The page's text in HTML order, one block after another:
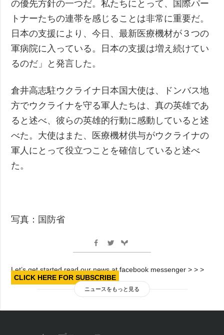
の優先方針の一つだ。私たちにとって、国際パー
トナーたちの連帯を感じることは非常に重要だ。
日本の支援により、今日、最新医療機材が３つの
軍病院に入っている。日本の支援は増え続けてい
るのだ」と発言した。
倉井高志駐ウクライナ日本国大使は、ドンバス地
方でウクライナを守る軍人たちは、真の英雄であ
ると述べ、彼らの英雄的行動に感動していると述
べた。大使はまた、医療機材供与がウクライナの
軍人にとって役立つことを確信していると述べ
た。
写真：国防省
Let’s get started read our news at facebook messenger > > >
CLICK HERE FOR SUBSCRIBE
ニュースをもっと見る